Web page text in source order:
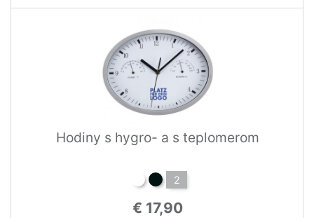
Hodiny s hygro- a s teplomerom
2
€ 17,90